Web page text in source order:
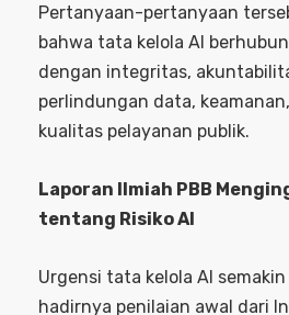
Pertanyaan-pertanyaan
bahwa tata kelola AI
dengan integritas,
perlindungan data,
kualitas pelayanan publik.
Laporan Ilmiah PBB
tentang Risiko AI
Urgensi tata kelola AI
hadirnya penilaian awal dari